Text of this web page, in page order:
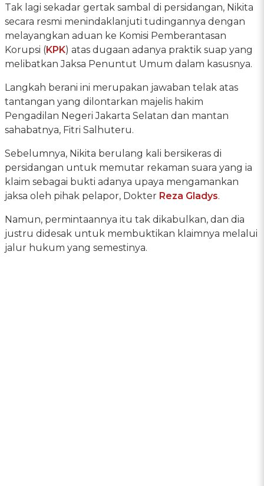
Tak lagi sekadar gertak sambal di persidangan, Nikita
secara resmi menindaklanjuti tudingannya dengan
melayangkan aduan ke Komisi Pemberantasan
Korupsi (KPK) atas dugaan adanya praktik suap yang
melibatkan Jaksa Penuntut Umum dalam kasusnya.
Langkah berani ini merupakan jawaban telak atas
tantangan yang dilontarkan majelis hakim
Pengadilan Negeri Jakarta Selatan dan mantan
sahabatnya, Fitri Salhuteru.
Sebelumnya, Nikita berulang kali bersikeras di
persidangan untuk memutar rekaman suara yang ia
klaim sebagai bukti adanya upaya mengamankan
jaksa oleh pihak pelapor, Dokter Reza Gladys.
Namun, permintaannya itu tak dikabulkan, dan dia
justru didesak untuk membuktikan klaimnya melalui
jalur hukum yang semestinya.